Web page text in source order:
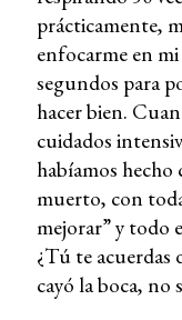
prácticamente,
enfocarme en
segundos para
hacer bien.
cuidados
habíamos hecho
muerto, con
mejorar” y todo
¿Tú te acuerdas
cayó la boca, no